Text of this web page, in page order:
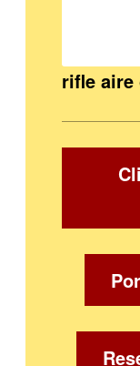
rifle aire